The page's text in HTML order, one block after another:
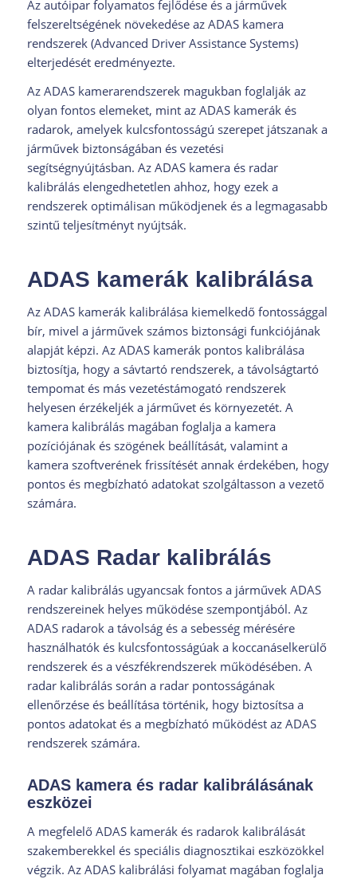
Az autóipar folyamatos fejlődése és a járművek
felszereltségének növekedése az ADAS kamera
rendszerek (Advanced Driver Assistance Systems)
elterjedését eredményezte.
Az ADAS kamerarendszerek magukban foglalják az
olyan fontos elemeket, mint az ADAS kamerák és
radarok, amelyek kulcsfontosságú szerepet játszanak a
járművek biztonságában és vezetési
segítségnyújtásban. Az ADAS kamera és radar
kalibrálás elengedhetetlen ahhoz, hogy ezek a
rendszerek optimálisan működjenek és a legmagasabb
szintű teljesítményt nyújtsák.
ADAS kamerák kalibrálása
Az ADAS kamerák kalibrálása kiemelkedő fontossággal
bír, mivel a járművek számos biztonsági funkciójának
alapját képzi. Az ADAS kamerák pontos kalibrálása
biztosítja, hogy a sávtartó rendszerek, a távolságtartó
tempomat és más vezetéstámogató rendszerek
helyesen érzékeljék a járművet és környezetét. A
kamera kalibrálás magában foglalja a kamera
pozíciójának és szögének beállítását, valamint a
kamera szoftverének frissítését annak érdekében, hogy
pontos és megbízható adatokat szolgáltasson a vezető
számára.
ADAS Radar kalibrálás
A radar kalibrálás ugyancsak fontos a járművek ADAS
rendszereinek helyes működése szempontjából. Az
ADAS radarok a távolság és a sebesség mérésére
használhatók és kulcsfontosságúak a koccanáselkerülő
rendszerek és a vészfékrendszerek működésében. A
radar kalibrálás során a radar pontosságának
ellenőrzése és beállítása történik, hogy biztosítsa a
pontos adatokat és a megbízható működést az ADAS
rendszerek számára.
ADAS kamera és radar kalibrálásának
eszközei
A megfelelő ADAS kamerák és radarok kalibrálását
szakemberekkel és speciális diagnosztikai eszközökkel
végzik. Az ADAS kalibrálási folyamat magában foglalja